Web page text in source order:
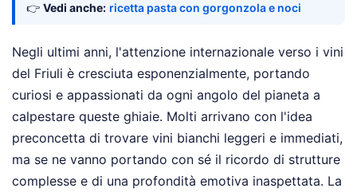
👉 Vedi anche: ricetta pasta con gorgonzola e noci
Negli ultimi anni, l'attenzione internazionale verso i vini
del Friuli è cresciuta esponenzialmente, portando
curiosi e appassionati da ogni angolo del pianeta a
calpestare queste ghiaie. Molti arrivano con l'idea
preconcetta di trovare vini bianchi leggeri e immediati,
ma se ne vanno portando con sé il ricordo di strutture
complesse e di una profondità emotiva inaspettata. La